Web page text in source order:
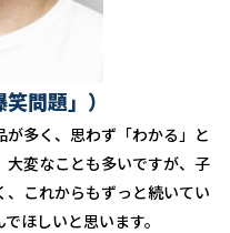
問題」）
多く、思わず「わかる」と
大変なことも多いですが、子
これからもずっと続いてい
ほしいと思います。